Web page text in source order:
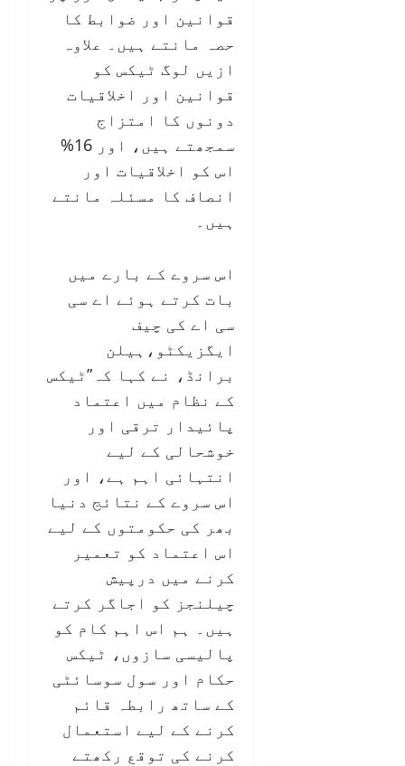
قوانین اور ضوابط کا
حصہ مانتے ہیں۔ علاوہ
ازیں لوگ ٹیکس کو
قوانین اور اخلاقیات
دونوں کا امتزاج
سمجھتے ہیں، اور 16%
اس کو اخلاقیات اور
انصاف کا مسئلہ مانتے
ہیں۔
اس سروے کے بارے میں
بات کرتے ہوئے اے سی
سی اے کی چیف
ایگزیکٹو،ہیلن
برانڈ، نے کہا کہ”ٹیکس
کے نظام میں اعتماد
پائیدار ترقی اور
خوشحالی کے لیے
انتہائی اہم ہے، اور
اس سروے کے نتائج دنیا
بھر کی حکومتوں کے لیے
اس اعتماد کو تعمیر
کرنے میں درپیش
چیلنجز کو اجاگر کرتے
ہیں۔ ہم اس اہم کام کو
پالیسی سازوں، ٹیکس
حکام اور سول سوسائٹی
کے ساتھ رابطہ قائم
کرنے کے لیے استعمال
کرنے کی توقع رکھتے